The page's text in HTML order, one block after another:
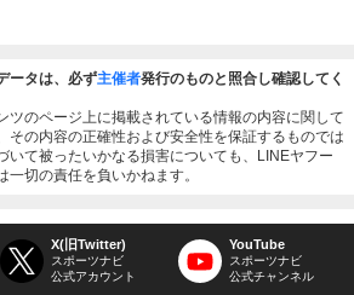
ータは、必ず主催者発行のものと照合し確認してく
ツのページ上に掲載されている情報の内容に関して
その内容の正確性および安全性を保証するものでは
いて被ったいかなる損害についても、LINEヤフー
切の責任を負いかねます。
X(旧Twitter)
スポーツナビ
公式アカウント
YouTube
スポーツナビ
公式チャンネル